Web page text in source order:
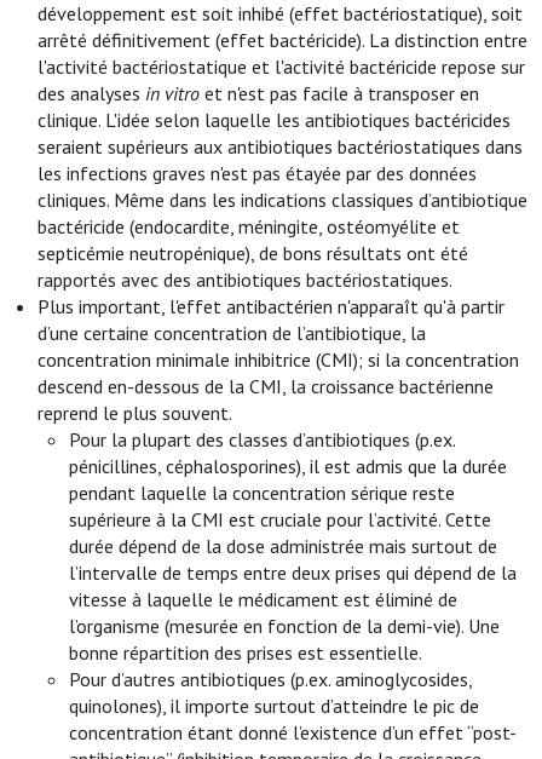
développement est soit inhibé (effet bactériostatique), soit
arrêté définitivement (effet bactéricide). La distinction entre
l'activité bactériostatique et l'activité bactéricide repose sur
des analyses in vitro et n'est pas facile à transposer en
clinique. L'idée selon laquelle les antibiotiques bactéricides
seraient supérieurs aux antibiotiques bactériostatiques dans
les infections graves n'est pas étayée par des données
cliniques. Même dans les indications classiques d’antibiotique
bactéricide (endocardite, méningite, ostéomyélite et
septicémie neutropénique), de bons résultats ont été
rapportés avec des antibiotiques bactériostatiques.
Plus important, l'effet antibactérien n'apparaît qu'à partir
d’une certaine concentration de l’antibiotique, la
concentration minimale inhibitrice (CMI); si la concentration
descend en-dessous de la CMI, la croissance bactérienne
reprend le plus souvent.
Pour la plupart des classes d’antibiotiques (p.ex.
pénicillines, céphalosporines), il est admis que la durée
pendant laquelle la concentration sérique reste
supérieure à la CMI est cruciale pour l’activité. Cette
durée dépend de la dose administrée mais surtout de
l’intervalle de temps entre deux prises qui dépend de la
vitesse à laquelle le médicament est éliminé de
l’organisme (mesurée en fonction de la demi-vie). Une
bonne répartition des prises est essentielle.
Pour d’autres antibiotiques (p.ex. aminoglycosides,
quinolones), il importe surtout d’atteindre le pic de
concentration étant donné l’existence d’un effet “post-